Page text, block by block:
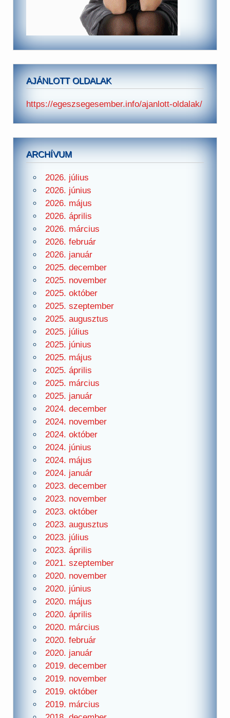
AJÁNLOTT OLDALAK
https://egeszsegesember.info/ajanlott-oldalak/
ARCHÍVUM
2026. július
2026. június
2026. május
2026. április
2026. március
2026. február
2026. január
2025. december
2025. november
2025. október
2025. szeptember
2025. augusztus
2025. július
2025. június
2025. május
2025. április
2025. március
2025. január
2024. december
2024. november
2024. október
2024. június
2024. május
2024. január
2023. december
2023. november
2023. október
2023. augusztus
2023. július
2023. április
2021. szeptember
2020. november
2020. június
2020. május
2020. április
2020. március
2020. február
2020. január
2019. december
2019. november
2019. október
2019. március